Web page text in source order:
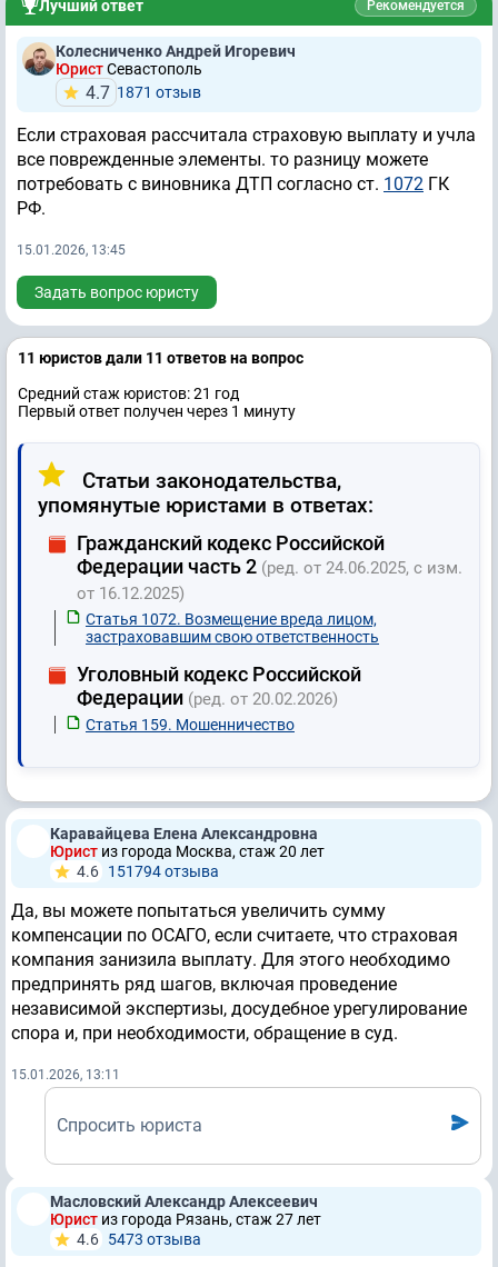
Лучший ответ Рекомендуется
Колесниченко Андрей Игоревич
ЮристСевастополь
4.7 1871 отзыв
Если страховая рассчитала страховую выплату и учла
все поврежденные элементы. то разницу можете
потребовать с виновника ДТП согласно ст. 1072 ГК
РФ.
15.01.2026, 13:45
Задать вопрос юристу
11 юристов дали 11 ответов на вопрос
Средний стаж юристов: 21 год
Первый ответ получен через 1 минуту
Статьи законодательства,
упомянутые юристами в ответах:
Гражданский кодекс Российской
Федерации часть 2 (ред. от 24.06.2025, с изм.
от 16.12.2025)
Статья 1072. Возмещение вреда лицом,
застраховавшим свою ответственность
Уголовный кодекс Российской
Федерации (ред. от 20.02.2026)
Статья 159. Мошенничество
Каравайцева Елена Александровна
Юрист из города Москва, стаж 20 лет
4.6 151794 отзывa
Да, вы можете попытаться увеличить сумму
компенсации по ОСАГО, если считаете, что страховая
компания занизила выплату. Для этого необходимо
предпринять ряд шагов, включая проведение
независимой экспертизы, досудебное урегулирование
спора и, при необходимости, обращение в суд.
15.01.2026, 13:11
Спросить юриста
Масловский Александр Алексеевич
Юрист из города Рязань, стаж 27 лет
4.6 5473 отзывa